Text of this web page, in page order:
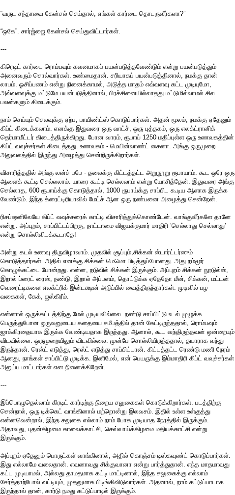
“வருட சந்தாவை கேன்சல் செய்தால், எங்கள் கார்டை தொடருவீர்களா?”
“ஒகே”. சார்ஜ்ஜை கேன்சல் செய்துவிட்டார்கள்.
---
கிரெடிட் கார்டை ரொம்பவும் கவனமாகப் பயன்படுத்தவேண்டும் என்று பயன்படுத்தும்
அனைவரும் சொல்வார்கள். உண்மைதான். சரியாகப் பயன்படுத்தினால், நமக்கு தான்
லாபம். ஓசிப்பணம் என்று நினைக்காமல், அடுத்த மாதம் எவ்வளவு கட்ட முடியுமோ,
அவ்வளவுக்கு மட்டுமே பயன்படுத்தினால், பிரச்சினையில்லாதது மட்டுமில்லாமல் சில
பலன்களும் கிடைக்கும்.
நாம் செய்யும் செலவுக்கு ஏற்ப, பாயிண்ட்ஸ் கொடுப்பார்கள். அதன் மூலம், நமக்கு ஏதேனும்
கிப்ட் கிடைக்கலாம். எனக்கு இதுவரை ஒரு வாட்ச், ஒரு புத்தகம், ஒரு எலக்ட்ரானிக்
தெர்மாமீட்டர் கிடைத்திருக்கிறது. போன வாரம், ரூபாய் 1250 மதிப்புள்ள ஒரு உணவகத்தின்
கிப்ட் வவுச்சர்கள் கிடைத்தது. உணவகம் - மெயின்லாண்ட் சைனா. அங்கு ஒருமுறை
அலுவலத்தில் இருந்து அழைத்து சென்றிருக்கிறார்கள்.
விசாரித்ததில் அங்கு லன்ச் பபே - தலைக்கு கிட்டத்தட்ட அறுநூறு ரூபாயாம். கூட ஒரே ஒரு
ஆளைக் கூட்டி செல்லலாம். யாரை கூட்டி செல்லலாம் என்று யோசித்தேன். இதுவரை அங்கு
செல்லாத, 600 ரூபாய்க்கு கொடுத்தால், 1000 ரூபாய்க்கு சாப்பிட கூடிய ஆளாக இருக்க
வேண்டும். இந்த க்ரைட்டிரியாவில் மேட்ச் ஆன ஒரு நண்பனை அழைத்து சென்றேன்.
ரிசப்ஷனிலேயே கிப்ட் வவுச்சரைக் காட்டி விசாரித்துக்கொண்டேன். வாங்குவீர்களே தானே
என்று. அப்புறம், சாப்பிட்டப்பிறகு, நாட்டாமை விஜயக்குமார் மாதிரி ’செல்லாது செல்லாது’
என்று சொல்லிவிடக்கூடாதே!
அன்று கடல் உணவு திருவிழாவாம். முதலில் சூப்பும்,சிக்கன் ஸ்டார்ட்டர்ஸும்
கொடுத்தார்கள். அதில் எனக்கு சிக்கன் மெமொ பிடித்துப்போனது. அது நம்மூர்
கொழுக்கட்டை போன்றது. என்ன, நடுவில் சிக்கன் இருக்கும். அப்புறம் சிக்கன் நூடுல்ஸ்,
இறால் ப்ரைட் ரைஸ், நண்டு, இறால் அப்பளம், தொட்டுக்க ஏதேதோ மீன், சிக்கன், மட்டன்
வெரைட்டிகளை எலக்ட்ரிக் இன்டக்ஷன் அடுப்பில் வைத்திருந்தார்கள். முடிவில் பழ
வகைகள், கேக், ஐஸ்கிரீம்.
என்னால் ஒருக்கட்டத்திற்கு மேல் முடியவில்லை. நண்டு சாப்பிட்டு உடல் முழுக்க
பெருத்துபோன ஒருவனுடைய கதையை சமீபத்தில் தான் கேட்டிருந்ததால், ரொம்பவும்
ஜாக்கிரதையாக இருக்க வேண்டியதாக இருந்தது. ஆனால், கூட வந்திருந்தவன் ஒன்றையும்
விடவில்லை. ஒருமுறையிலும் விடவில்லை. முன்பே சொல்லியிருந்ததால், தயாராக வந்து
இருந்தான். ரெஸ்ட் எடுத்து, ரெஸ்ட் எடுத்து சாப்பிட்டான். கிட்டத்தட்ட ரெண்டு மணி நேரம்
ஆனது, நாங்கள் சாப்பிட்டு முடிக்க. இனிமேல், என் பெயருக்கு இம்மாதிரி கிப்ட் வவுச்சர்கள்
அனுப்ப மாட்டார்கள் என நினைக்கிறேன்.
---
இப்பொழுதெல்லாம் கிரடிட் கார்டிற்கு நிறைய சலுகைகள் கொடுக்கிறார்கள். படத்திற்கு
சென்றால், ஒரு டிக்கெட் வாங்கினால் மற்றொன்று இலவசம். இதில் உள்ள உள்குத்து
என்னவென்றால், இந்த சலுகை எல்லாம் நாம் போக முடியாத நேரத்தில் இருக்கும்.
அதாவது, புதன்கிழமை காலைக்காட்சி, செவ்வாய்க்கிழமை மதியக்காட்சி என்று
இருக்கும்.
அப்புறம் ஏதேனும் பொருட்கள் வாங்கினால், அதில் கொஞ்சம் டிஸ்கவுண்ட் கொடுப்பார்கள்.
இது எல்லாமே வலைதான். எவனாவது சிக்குவானா என்று பார்த்துதான். எந்த மாதமாவது
கட்ட முடியாமல், அல்லது தாமதமாக கட்டி மாட்டினால், இந்த சலுகைக்கு எல்லாம்
சேர்த்தாற்போல் வட்டியும், முதலுமாக பிடிங்கிவிடுவார்கள். அதனால், நாம் கட்டுப்பாடாக
இருந்தால் தான், கார்டு நமது கட்டுப்பாடில் இருக்கும்.